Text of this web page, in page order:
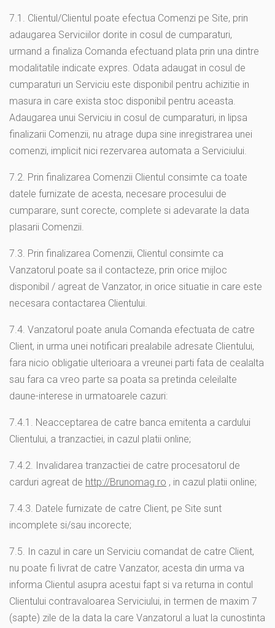
7.1. Clientul/Clientul poate efectua Comenzi pe Site, prin
adaugarea Serviciilor dorite in cosul de cumparaturi,
urmand a finaliza Comanda efectuand plata prin una dintre
modalitatile indicate expres. Odata adaugat in cosul de
cumparaturi un Serviciu este disponibil pentru achizitie in
masura in care exista stoc disponibil pentru aceasta.
Adaugarea unui Serviciu in cosul de cumparaturi, in lipsa
finalizarii Comenzii, nu atrage dupa sine inregistrarea unei
comenzi, implicit nici rezervarea automata a Serviciului.
7.2. Prin finalizarea Comenzii Clientul consimte ca toate
datele furnizate de acesta, necesare procesului de
cumparare, sunt corecte, complete si adevarate la data
plasarii Comenzii.
7.3. Prin finalizarea Comenzii, Clientul consimte ca
Vanzatorul poate sa il contacteze, prin orice mijloc
disponibil / agreat de Vanzator, in orice situatie in care este
necesara contactarea Clientului.
7.4. Vanzatorul poate anula Comanda efectuata de catre
Client, in urma unei notificari prealabile adresate Clientului,
fara nicio obligatie ulterioara a vreunei parti fata de cealalta
sau fara ca vreo parte sa poata sa pretinda celeilalte
daune-interese in urmatoarele cazuri:
7.4.1. Neacceptarea de catre banca emitenta a cardului
Clientului, a tranzactiei, in cazul platii online;
7.4.2. Invalidarea tranzactiei de catre procesatorul de
carduri agreat de http://Brunomag.ro , in cazul platii online;
7.4.3. Datele furnizate de catre Client, pe Site sunt
incomplete si/sau incorecte;
7.5. In cazul in care un Serviciu comandat de catre Client,
nu poate fi livrat de catre Vanzator, acesta din urma va
informa Clientul asupra acestui fapt si va returna in contul
Clientului contravaloarea Serviciului, in termen de maxim 7
(sapte) zile de la data la care Vanzatorul a luat la cunostinta